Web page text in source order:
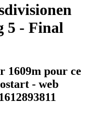
5 - Final
1609m pour ce
- web